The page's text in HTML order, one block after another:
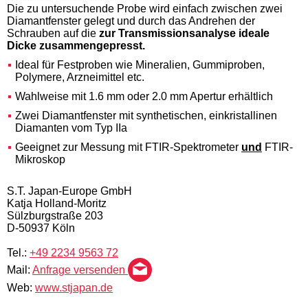
Die zu untersuchende Probe wird einfach zwischen zwei
Diamantfenster gelegt und durch das Andrehen der
Schrauben auf die zur Transmissionsanalyse ideale
Dicke zusammengepresst.
Ideal für Festproben wie Mineralien, Gummiproben,
Polymere, Arzneimittel etc.
Wahlweise mit 1.6 mm oder 2.0 mm Apertur erhältlich
Zwei Diamantfenster mit synthetischen, einkristallinen
Diamanten vom Typ IIa
Geeignet zur Messung mit FTIR-Spektrometer und FTIR-
Mikroskop
S.T. Japan-Europe GmbH
Katja Holland-Moritz
Sülzburgstraße 203
D-50937 Köln
Tel.: +49 2234 9563 72
Mail: Anfrage versenden
Web: www.stjapan.de